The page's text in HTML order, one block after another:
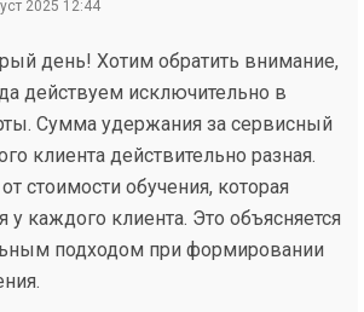
2025 12:44
день! Хотим обратить внимание,
действуем исключительно в
Сумма удержания за сервисный
клиента действительно разная.
стоимости обучения, которая
у каждого клиента. Это объясняется
подходом при формировании